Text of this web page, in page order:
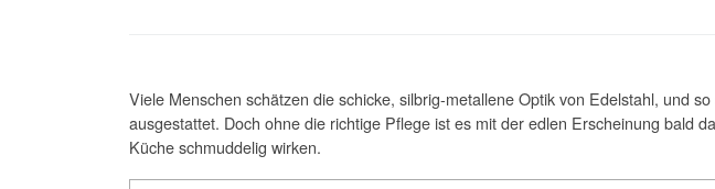
Viele Menschen schätzen die schicke, silbrig-metallene Optik von Edelstahl, und
ausgestattet. Doch ohne die richtige Pflege ist es mit der edlen Erscheinung bald
Küche schmuddelig wirken.